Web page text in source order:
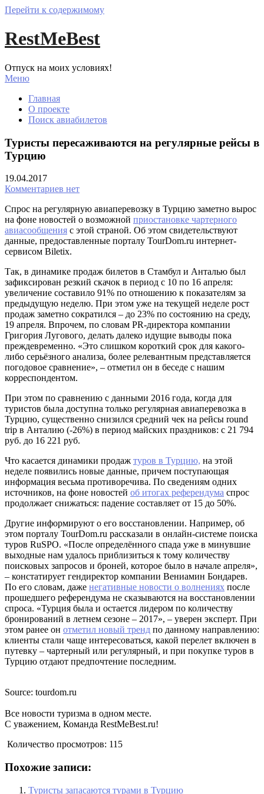
Перейти к содержимому
RestMeBest
Отпуск на моих условиях!
Меню
Главная
О проекте
Поиск авиабилетов
Туристы пересаживаются на регулярные рейсы в
Турцию
19.04.2017
Комментариев нет
Спрос на регулярную авиаперевозку в Турцию заметно вырос
на фоне новостей о возможной приостановке чартерного
авиасообщения с этой страной. Об этом свидетельствуют
данные, предоставленные порталу TourDom.ru интернет-
сервисом Biletix.
Так, в динамике продаж билетов в Стамбул и Анталью был
зафиксирован резкий скачок в период с 10 по 16 апреля:
увеличение составило 91% по отношению к показателям за
предыдущую неделю. При этом уже на текущей неделе рост
продаж заметно сократился – до 23% по состоянию на среду,
19 апреля. Впрочем, по словам PR-директора компании
Григория Лугового, делать далеко идущие выводы пока
преждевременно. «Это слишком короткий срок для какого-
либо серьёзного анализа, более релевантным представляется
погодовое сравнение», – отметил он в беседе с нашим
корреспондентом.
При этом по сравнению с данными 2016 года, когда для
туристов была доступна только регулярная авиаперевозка в
Турцию, существенно снизился средний чек на рейсы round
trip в Анталию (-26%) в период майских праздников: с 21 794
руб. до 16 221 руб.
Что касается динамики продаж туров в Турцию, на этой
неделе появились новые данные, причем поступающая
информация весьма противоречива. По сведениям одних
источников, на фоне новостей об итогах референдума спрос
продолжает снижаться: падение составляет от 15 до 50%.
Другие информируют о его восстановлении. Например, об
этом порталу TourDom.ru рассказали в онлайн-системе поиска
туров RuSPO. «После определённого спада уже в минувшие
выходные нам удалось приблизиться к тому количеству
поисковых запросов и броней, которое было в начале апреля»,
– констатирует гендиректор компании Вениамин Бондарев.
По его словам, даже негативные новости о волнениях после
прошедшего референдума не сказываются на восстановлении
спроса. «Турция была и остается лидером по количеству
бронирований в летнем сезоне – 2017», – уверен эксперт. При
этом ранее он отметил новый тренд по данному направлению:
клиенты стали чаще интересоваться, какой перелет включен в
путевку – чартерный или регулярный, и при покупке туров в
Турцию отдают предпочтение последним.
Source: tourdom.ru
Все новости туризма в одном месте.
С уважением, Команда RestMeBest.ru!
Количество просмотров: 115
Похожие записи:
Туристы запасаются турами в Турцию